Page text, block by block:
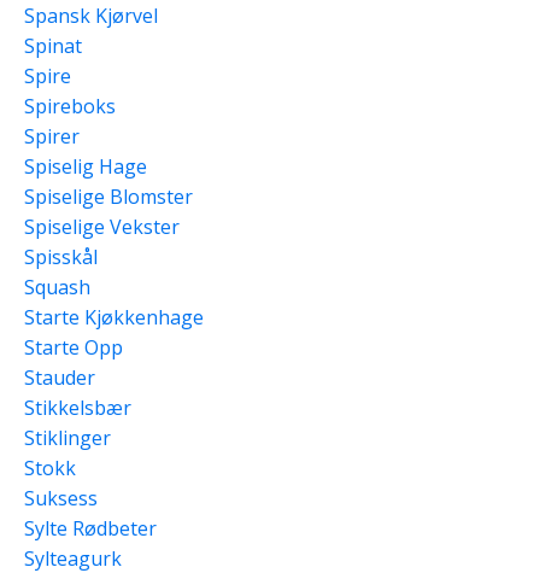
Spansk Kjørvel
Spinat
Spire
Spireboks
Spirer
Spiselig Hage
Spiselige Blomster
Spiselige Vekster
Spisskål
Squash
Starte Kjøkkenhage
Starte Opp
Stauder
Stikkelsbær
Stiklinger
Stokk
Suksess
Sylte Rødbeter
Sylteagurk